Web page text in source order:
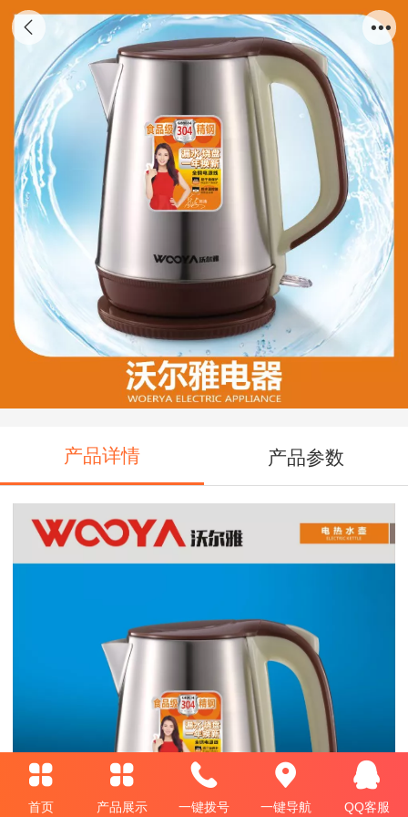
WEY-SH125 咖啡色
产品详情 产品参数
首页 产品展示 一键拨号 一键导航 QQ客服